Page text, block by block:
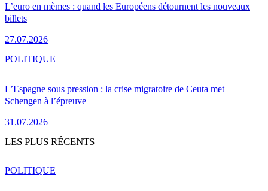
L’euro en mèmes : quand les Européens détournent les nouveaux
billets
27.07.2026
L’Espagne sous pression : la crise migratoire de Ceuta met
Schengen à l’épreuve
31.07.2026
POLITIQUE
LES PLUS RÉCENTS
POLITIQUE